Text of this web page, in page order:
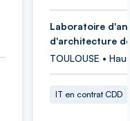
Laboratoire
d'architecture
TOULOUSE •
IT en contrat CDD